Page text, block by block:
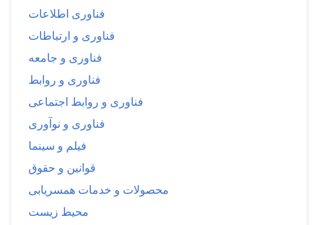
فناوری اطلاعات
فناوری و ارتباطات
فناوری و جامعه
فناوری و روابط
فناوری و روابط اجتماعی
فناوری و نوآوری
فیلم و سینما
قوانین و حقوق
محصولات و خدمات همسریابی
محیط زیست